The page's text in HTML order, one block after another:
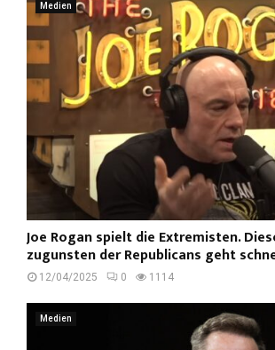
Medien
Joe Rogan spielt die Extremisten.
zugunsten der Republicans geht
12/04/2025 0 1114
Medien